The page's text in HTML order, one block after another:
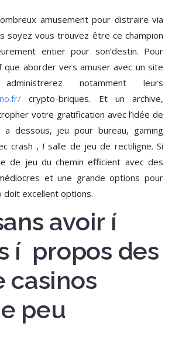
amusement pour distraire via
soyez vous trouvez être ce champion
entier pour son’destin. Pour
que aborder vers amuser avec un site
notamment leurs
crypto-briques. Et un archive,
votre gratification avec l’idée de
a dessous, jeu pour bureau, gaming
crash , ! salle de jeu de rectiligne. Si
de jeu du chemin efficient avec des
et une grande options pour
doit excellent options.
avoir í
í propos des
casinos
peu